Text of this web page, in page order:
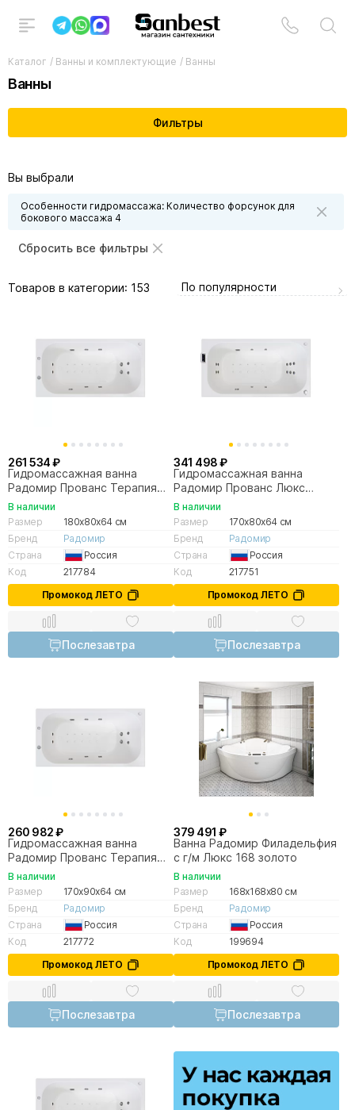
Каталог / Ванны и комплектующие / Ванны
Ванны
Фильтры
Вы выбрали
Особенности гидромассажа: Количество форсунок для
бокового массажа 4
Сбросить все фильтры
Товаров в категории: 153 По популярности
261 534 ₽
Гидромассажная ванна
Радомир Прованс Терапия
180х80 хром
В наличии
Размер
180x80x64 см
Бренд
Радомир
Страна
Россия
Код
217784
Промокод ЛЕТО
Послезавтра
341 498 ₽
Гидромассажная ванна
Радомир Прованс Люкс
170х80 золото
В наличии
Размер
170x80x64 см
Бренд
Радомир
Страна
Россия
Код
217751
Промокод ЛЕТО
Послезавтра
260 982 ₽
Гидромассажная ванна
Радомир Прованс Терапия
170х90 хром
В наличии
Размер
170x90x64 см
Бренд
Радомир
Страна
Россия
Код
217772
Промокод ЛЕТО
Послезавтра
379 491 ₽
Ванна Радомир Филадельфия
с г/м Люкс 168 золото
В наличии
Размер
168x168x80 см
Бренд
Радомир
Страна
Россия
Код
199694
Промокод ЛЕТО
Послезавтра